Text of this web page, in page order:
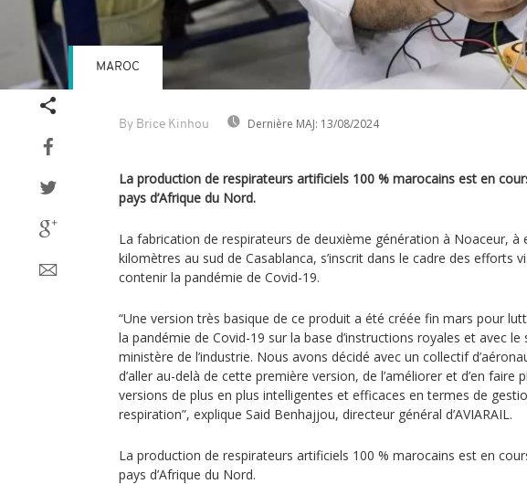
By Brice Kinhou Dernière MAJ: 13/08/2024
MAROC
La production de respirateurs artificiels 100 % marocains est en
pays d’Afrique du Nord.
La fabrication de respirateurs de deuxième génération à Noaceur, à
kilomètres au sud de Casablanca, s’inscrit dans le cadre des efforts
contenir la pandémie de Covid-19.
“Une version très basique de ce produit a été créée fin mars pour
la pandémie de Covid-19 sur la base d’instructions royales et avec le
ministère de l’industrie. Nous avons décidé avec un collectif
d’aller au-delà de cette première version, de l’améliorer et d’en faire
versions de plus en plus intelligentes et efficaces en termes de
respiration”, explique Said Benhajjou, directeur général d’AVIARAIL.
La production de respirateurs artificiels 100 % marocains est en
pays d’Afrique du Nord.